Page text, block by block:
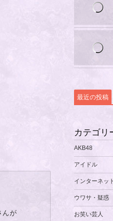
んが
最近の投稿
カテゴリ
AKB48
アイドル
インターネット
ウワサ・疑惑
お笑い芸人